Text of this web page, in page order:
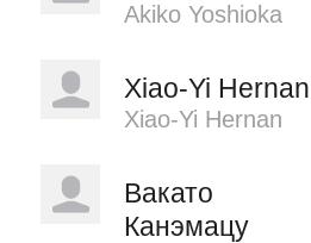
Akiko Yoshioka
Xiao-Yi Hernan
Xiao-Yi Hernan
Вакато
Канэмацу